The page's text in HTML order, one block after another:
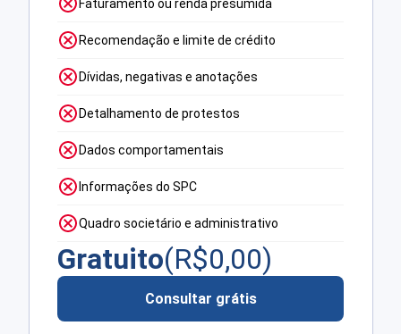
Faturamento ou renda presumida
Recomendação e limite de crédito
Dívidas, negativas e anotações
Detalhamento de protestos
Dados comportamentais
Informações do SPC
Quadro societário e administrativo
Gratuito(R$0,00)
Consultar grátis